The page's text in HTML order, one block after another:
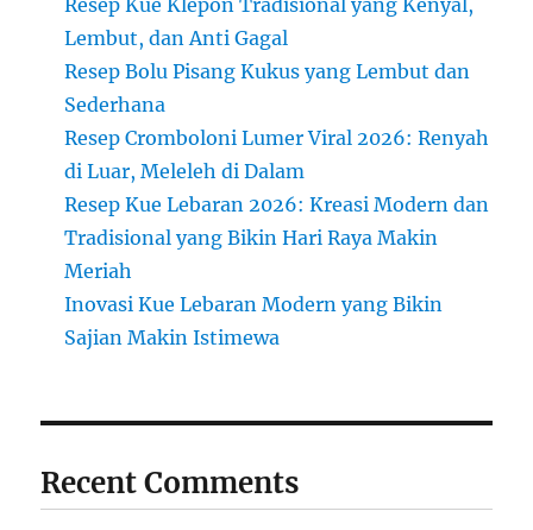
Resep Kue Klepon Tradisional yang Kenyal,
Lembut, dan Anti Gagal
Resep Bolu Pisang Kukus yang Lembut dan
Sederhana
Resep Cromboloni Lumer Viral 2026: Renyah
di Luar, Meleleh di Dalam
Resep Kue Lebaran 2026: Kreasi Modern dan
Tradisional yang Bikin Hari Raya Makin
Meriah
Inovasi Kue Lebaran Modern yang Bikin
Sajian Makin Istimewa
Recent Comments